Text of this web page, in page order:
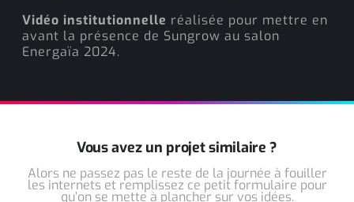
Vidéo institutionnelle réalisée pour mettre en
avant la présence de Sungrow au salon
Energaïa 2024.
Vous avez un projet similaire ?
Alors ne passez pas le reste de la journée à fouiller
les internets et remplissez ce petit formulaire pour
qu’on se mette à plancher sur vos idées.